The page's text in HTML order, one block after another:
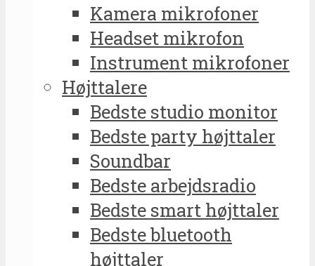
Kamera mikrofoner
Headset mikrofon
Instrument mikrofoner
Højttalere
Bedste studio monitor
Bedste party højttaler
Soundbar
Bedste arbejdsradio
Bedste smart højttaler
Bedste bluetooth
højttaler